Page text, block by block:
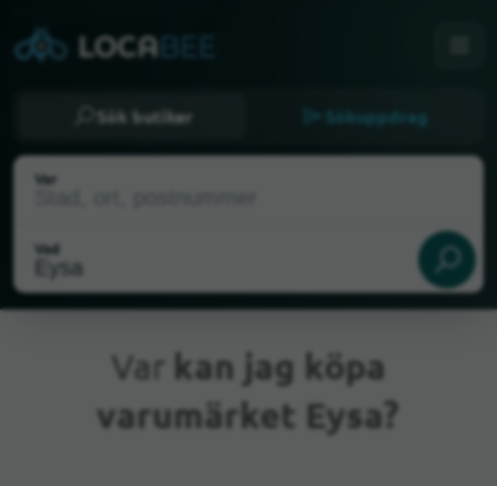
Sök butiker Sökuppdrag
Var
Vad
Nuvarande plats
Var kan jag köpa
varumärket Eysa?